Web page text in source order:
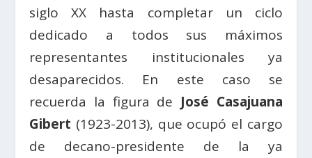
siglo XX hasta completar un ciclo
dedicado a todos sus máximos
representantes institucionales ya
desaparecidos. En este caso se
recuerda la figura de José Casajuana
Gibert (1923-2013), que ocupó el cargo
de decano-presidente de la ya